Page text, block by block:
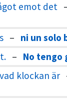
emot det
– ni un solo
– No tengo
klockan är